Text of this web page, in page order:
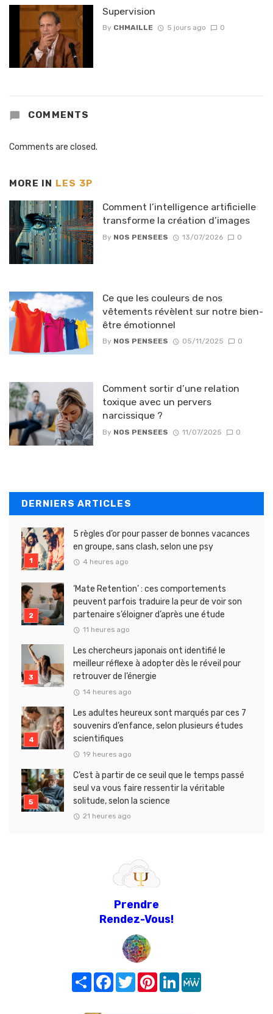
Supervision
By CHMAILLE 5 jours ago 0
COMMENTS
Comments are closed.
MORE IN LES 3P
Comment l’intelligence artificielle
transforme la création d’images
By NOS PENSEES 13/07/2026 0
Ce que les couleurs de nos
vêtements révèlent sur notre bien-
être émotionnel
By NOS PENSEES 05/11/2025 0
Comment sortir d’une relation
toxique avec un pervers
narcissique ?
By NOS PENSEES 11/07/2025 0
DERNIERS ARTICLES
5 règles d’or pour passer de bonnes vacances
en groupe, sans clash, selon une psy
4 heures ago
‘Mate Retention’ : ces comportements
peuvent parfois traduire la peur de voir son
partenaire s’éloigner d’après une étude
11 heures ago
Les chercheurs japonais ont identifié le
meilleur réflexe à adopter dès le réveil pour
retrouver de l’énergie
14 heures ago
Les adultes heureux sont marqués par ces 7
souvenirs d’enfance, selon plusieurs études
scientifiques
19 heures ago
C’est à partir de ce seuil que le temps passé
seul va vous faire ressentir la véritable
solitude, selon la science
21 heures ago
Prendre
Rendez-Vous!
Share FacebookTwitterPinterest
LinkedIn